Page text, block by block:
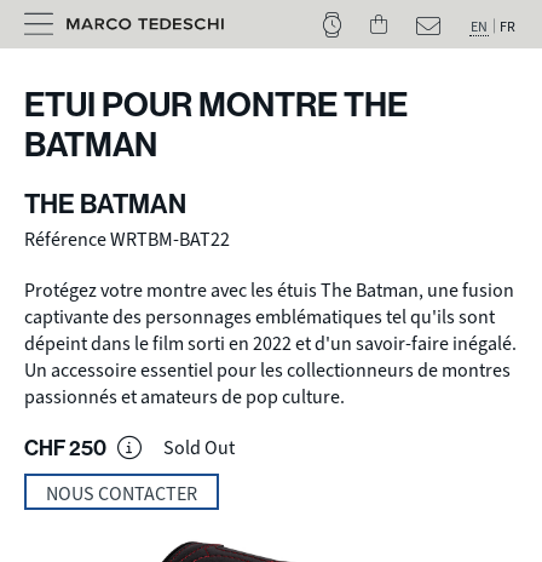
EN FR
ETUI POUR MONTRE THE
BATMAN
THE BATMAN
Référence WRTBM-BAT22
Protégez votre montre avec les étuis The Batman, une fusion
captivante des personnages emblématiques tel qu'ils sont
dépeint dans le film sorti en 2022 et d'un savoir-faire inégalé.
Un accessoire essentiel pour les collectionneurs de montres
passionnés et amateurs de pop culture.
CHF250
Sold Out
NOUS CONTACTER